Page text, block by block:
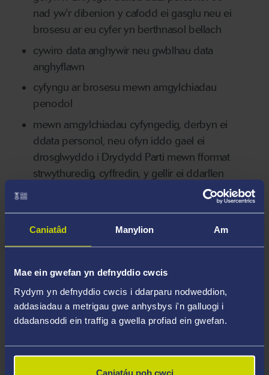
Caniatâd Manylion Am
Mae ein gwefan yn defnyddio cwcis
Rydym yn defnyddio cwcis i ddarparu nodweddion,
addasiadau a metrigau gwe anhysbys i'n galluogi i
ddadansoddi ein traffig a gwella profiad ein gwefan.
Caniatáu pob cwci
nad yw'r dibenion y cafodd ei gasglu neu ei
brosesu ar eu cyfer yn berthnasol bellach
cywiro data anghywir neu gwblhau data
anghyflawn
cyfyngu ar brosesu mewn amgylchiadau
penodol
mewn amgylchiadau cyfyngedig, derbyn ei
ddata personol, neu ofyn iddo gael ei
drosglwyddo i Drydydd Parti mewn fformat
strwythuredig, cyffredin, y gellir ei ddarllen
tynnu cydsyniad i brosesu yn ôl unrhyw
adeg
atal y Brifysgol rhag defnyddio ei ddata
uniongyrchol
herio prosesu a gyfiawnhawyd ar sail
buddiannau dilys y Brifysgol neu les y
gofyn am gopi o gytundeb y dibynnwyd
arno i drosglwyddo data personol y tu allan